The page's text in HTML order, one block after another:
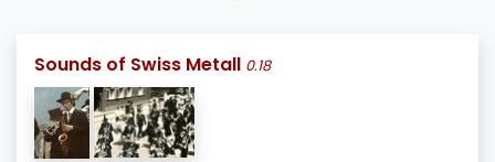
Sounds of Swiss Metall 0.18